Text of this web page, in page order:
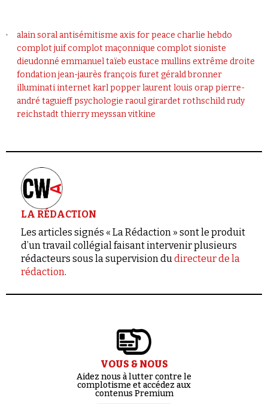
alain soral antisémitisme axis for peace charlie hebdo
complot juifcomplot maçonnique complot sioniste
dieudonné emmanuel taïeb eustace mullins extrême droite
fondation jean-jaurès françois furetgérald bronner
illuminati internetkarl popperlaurent louis orap pierre-
andré taguieffpsychologie raoul girardetrothschildrudy
reichstadtthierry meyssanvitkine
LA RÉDACTION
Les articles signés « La Rédaction » sont le produit
d’un travail collégial faisant intervenir plusieurs
rédacteurs sous la supervision dudirecteur de la
rédaction.
VOUS & NOUS
Aidez nous à lutter contre le
complotisme et accédez aux
contenus Premium